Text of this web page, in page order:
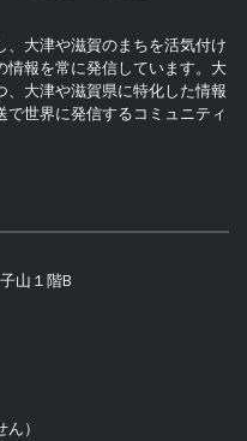
、大津や滋賀のまちを活気付け
情報を常に発信しています。大
大津や滋賀県に特化した情報
世界に発信するコミュニティ
山１階B
）